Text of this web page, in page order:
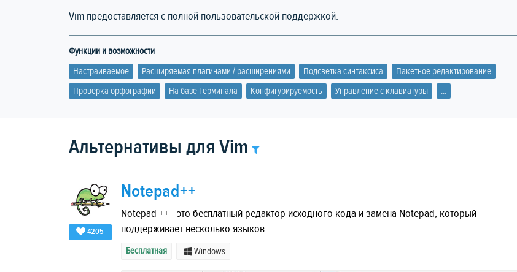
Vim предоставляется с полной пользовательской поддержкой.
Функции и возможности
Настраиваемое
Расширяемая плагинами / расширениями Подсветка синтаксиса
Пакетное редактирование
Проверка орфографии
На базе Терминала Конфигурируемость Управление с клавиатуры ...
Альтернативы для Vim
4205
Notepad++
Notepad ++ - это бесплатный редактор исходного кода и замена Notepad, который
поддерживает несколько языков.
Бесплатная Windows